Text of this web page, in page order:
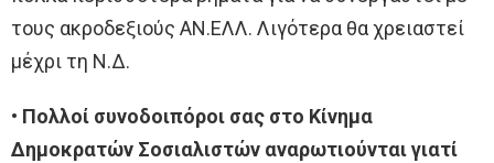
τους ακροδεξιούς ΑΝ.ΕΛΛ. Λιγότερα θα χρειαστεί
μέχρι τη Ν.Δ.
• Πολλοί συνοδοιπόροι σας στο Κίνημα
Δημοκρατών Σοσιαλιστών αναρωτιούνται γιατί